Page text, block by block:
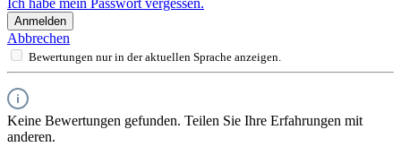
Ich habe mein Passwort vergessen.
Anmelden
Abbrechen
Bewertungen nur in der aktuellen Sprache anzeigen.
Keine Bewertungen gefunden. Teilen Sie Ihre Erfahrungen mit
anderen.